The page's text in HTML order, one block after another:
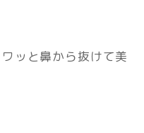
ッと鼻から抜けて美